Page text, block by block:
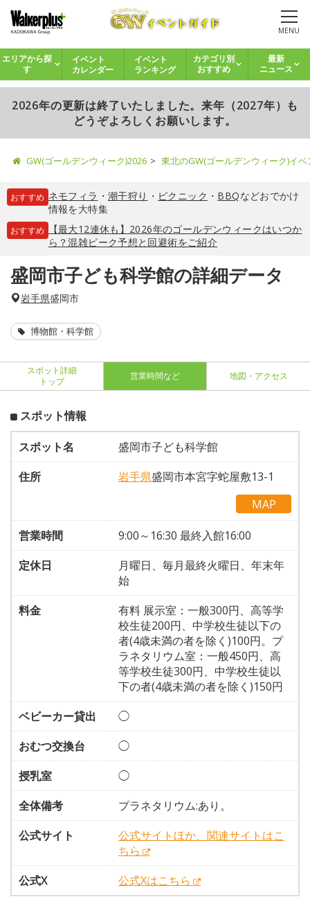
MENU
エリアから探
す
イベント
カレンダー
イベント
ランキング
カテゴリ別
おすすめ
最新
ニュース
2026年の更新は終了いたしました。来年（2027年）も
どうぞよろしくお願いします。
GW(ゴールデンウィーク)2026 東北のGW(ゴールデンウィーク)イ
おすすめ ネモフィラ ・ 潮干狩り ・ ピクニック ・ BBQなどおでかけ
情報を大特集
おすすめ
【最大12連休も】2026年のゴールデンウィークはいつか
ら？混雑ピーク予想と回避術をご紹介
盛岡市子ども科学館の詳細データ
岩手県盛岡市
博物館・科学館
スポット詳細
トップ
営業時間など 地図・アクセス
スポット情報
スポット名
盛岡市子ども科学館
住所
岩手県盛岡市本宮字蛇屋敷13-1
MAP
営業時間
9:00～16:30 最終入館16:00
定休日
月曜日、毎月最終火曜日、年末年
始
料金
有料 展示室：一般300円、高等学
校生徒200円、中学校生徒以下の
者(4歳未満の者を除く)100円。プ
ラネタリウム室：一般450円、高
等学校生徒300円、中学校生徒以
下の者(4歳未満の者を除く)150円
ベビーカー貸出
◯
おむつ交換台
◯
授乳室
◯
全体備考
プラネタリウム:あり。
公式サイト
公式サイトほか、関連サイトはこ
ちら
公式X
公式Xはこちら